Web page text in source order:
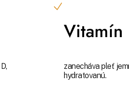
Vitamín
zanecháva pleť
hydratovanú.